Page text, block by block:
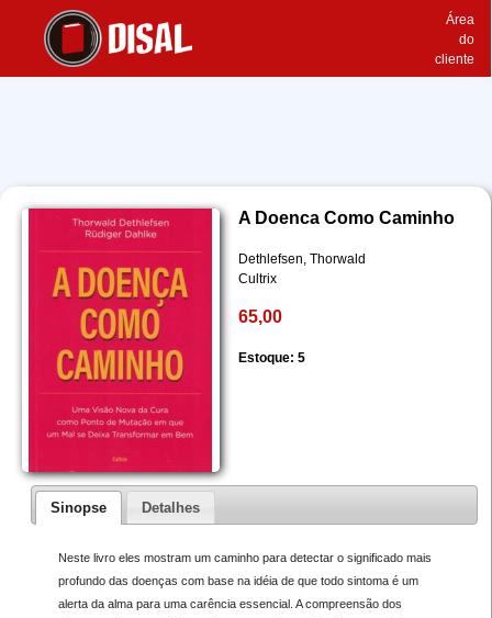
Área
do
cliente
A Doenca Como Caminho
Dethlefsen, Thorwald
Cultrix
65,00
Estoque: 5
Sinopse Detalhes
Neste livro eles mostram um caminho para detectar o significado mais
profundo das doenças com base na idéia de que todo sintoma é um
alerta da alma para uma carência essencial. A compreensão dos